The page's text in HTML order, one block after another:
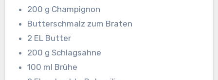
200 g Champignon
Butterschmalz zum Braten
2 EL Butter
200 g Schlagsahne
100 ml Brühe